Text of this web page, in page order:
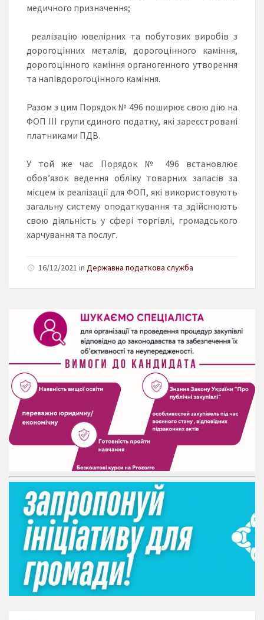
медичного призначення;
реалізацію ювелірних та побутових виробів з
дорогоцінних металів, дорогоцінного каміння,
дорогоцінного каміння органогенного утворення
та напівдорогоцінного каміння.
Разом з цим Порядок № 496 поширює свою дію на
ФОП ІІІ групи єдиного податку, які зареєстровані
платниками ПДВ.
У той же час Порядок № 496 встановлює
обов’язок ведення обліку товарних запасів за
місцем їх реалізації для ФОП, які використовують
загальну систему оподаткування та здійснюють
свою діяльність у сфері торгівлі, громадського
харчування та послуг.
16/12/2021 in Державна податкова служба